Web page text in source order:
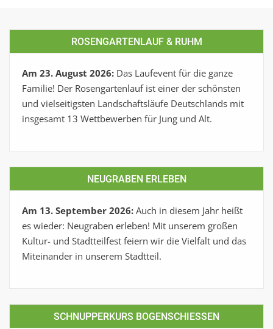
ROSENGARTENLAUF & RUHM
Am 23. August 2026: Das Laufevent für die ganze
Familie! Der Rosengartenlauf ist einer der schönsten
und vielseitigsten Landschaftsläufe Deutschlands mit
insgesamt 13 Wettbewerben für Jung und Alt.
NEUGRABEN ERLEBEN
Am 13. September 2026: Auch in diesem Jahr heißt
es wieder: Neugraben erleben! Mit unserem großen
Kultur- und Stadtteilfest feiern wir die Vielfalt und das
Miteinander in unserem Stadtteil.
SCHNUPPERKURS BOGENSCHIESSEN